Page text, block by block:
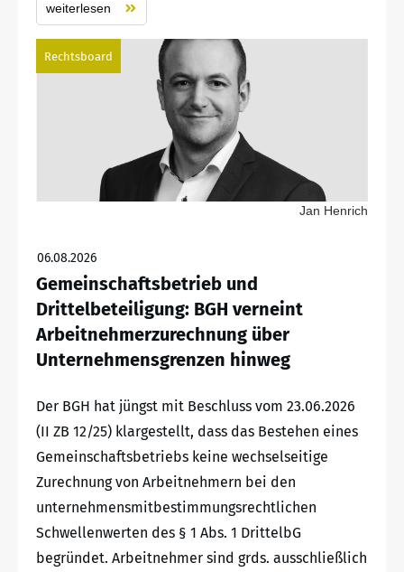
weiterlesen
Rechtsboard
Jan Henrich
06.08.2026
Gemeinschaftsbetrieb und
Drittelbeteiligung: BGH verneint
Arbeitnehmerzurechnung über
Unternehmensgrenzen hinweg
Der BGH hat jüngst mit Beschluss vom 23.06.2026
(II ZB 12/25) klargestellt, dass das Bestehen eines
Gemeinschaftsbetriebs keine wechselseitige
Zurechnung von Arbeitnehmern bei den
unternehmensmitbestimmungsrechtlichen
Schwellenwerten des § 1 Abs. 1 DrittelbG
begründet. Arbeitnehmer sind grds. ausschließlich